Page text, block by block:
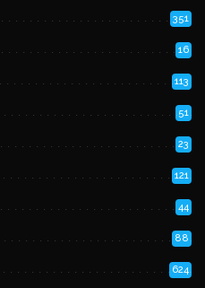
351
16
113
51
23
121
44
88
624